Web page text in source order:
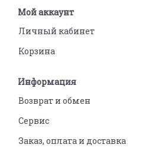
Мой аккаунт
Личный кабинет
Корзина
Информация
Возврат и обмен
Сервис
Заказ, оплата и доставка